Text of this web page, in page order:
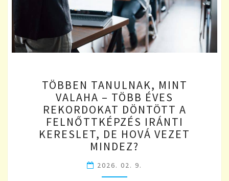
TANULNAK,
MINT
VALAHA
–
TÖBB
ÉVES
REKORDOKAT
DÖNTÖTT
A
TÖBBEN TANULNAK, MINT
VALAHA – TÖBB ÉVES
REKORDOKAT DÖNTÖTT A
FELNŐTTKÉPZÉS IRÁNTI
KERESLET, DE HOVÁ VEZET
MINDEZ?
2026. 02. 9.